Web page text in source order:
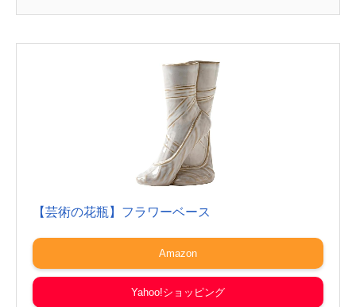
【芸術の花瓶】フラワーベース
Amazon
Yahoo!ショッピング